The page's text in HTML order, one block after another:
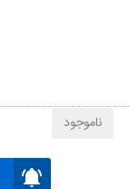
ناموجود